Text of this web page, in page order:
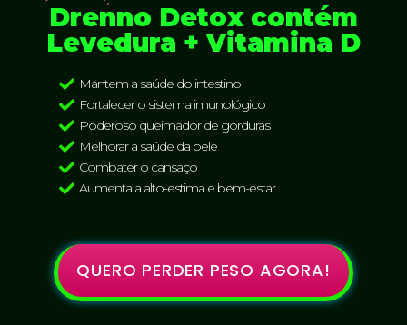
Drenno Detox contém
Levedura + Vitamina D
Mantem a saúde do intestino
Fortalecer o sistema imunológico
Poderoso queimador de gorduras
Melhorar a saúde da pele
Combater o cansaço
Aumenta a alto-estima e bem-estar
QUERO PERDER PESO AGORA!